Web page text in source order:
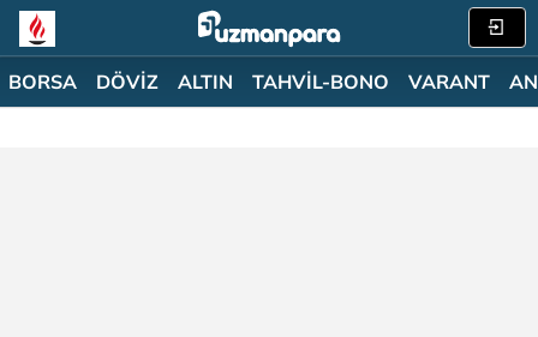
BORSA DÖVİZ ALTIN TAHVİL-BONO VARANT